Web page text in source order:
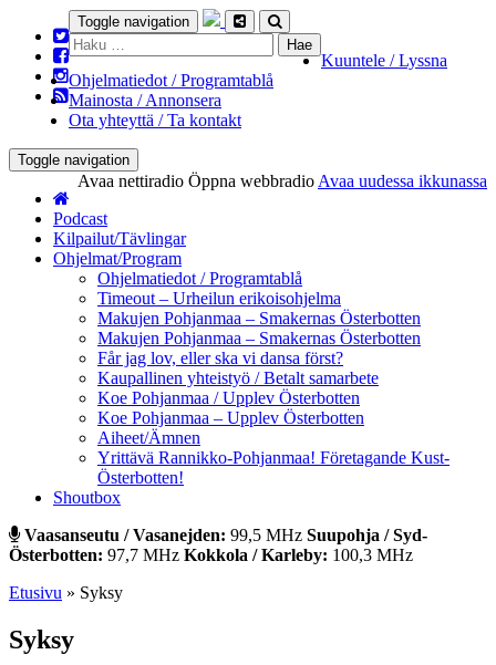
Toggle navigation
Haku:
Kuuntele / Lyssna
Ohjelmatiedot / Programtablå
Mainosta / Annonsera
Ota yhteyttä / Ta kontakt
Toggle navigation
Avaa nettiradio Öppna webbradio Avaa uudessa ikkunassa
Podcast
Kilpailut/Tävlingar
Ohjelmat/Program
Ohjelmatiedot / Programtablå
Timeout – Urheilun erikoisohjelma
Makujen Pohjanmaa – Smakernas Österbotten
Makujen Pohjanmaa – Smakernas Österbotten
Får jag lov, eller ska vi dansa först?
Kaupallinen yhteistyö / Betalt samarbete
Koe Pohjanmaa / Upplev Österbotten
Koe Pohjanmaa – Upplev Österbotten
Aiheet/Ämnen
Yrittävä Rannikko-Pohjanmaa! Företagande Kust-
Österbotten!
Shoutbox
Vaasanseutu / Vasanejden: 99,5 MHz Suupohja / Syd-
Österbotten: 97,7 MHz Kokkola / Karleby: 100,3 MHz
Etusivu » Syksy
Syksy